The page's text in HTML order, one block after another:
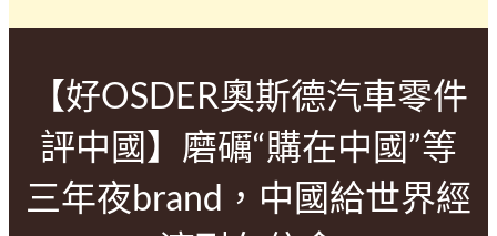
【好OSDER奧斯德汽車零件
評中國】磨礪“購在中國”等
三年夜brand，中國給世界經